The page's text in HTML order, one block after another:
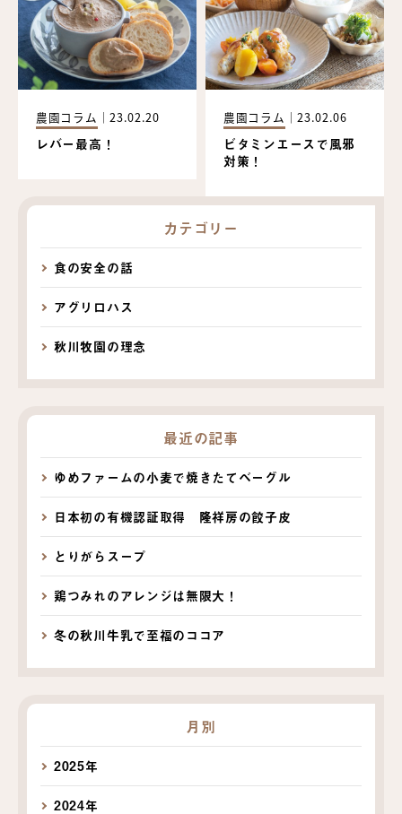
農園コラム ｜23.02.20
レバー最高！
農園コラム ｜23.02.06
ビタミンエースで風邪
対策！
カテゴリー
食の安全の話
アグリロハス
秋川牧園の理念
最近の記事
ゆめファームの小麦で焼きたてベーグル
日本初の有機認証取得 隆祥房の餃子皮
とりがらスープ
鶏つみれのアレンジは無限大！
冬の秋川牛乳で至福のココア
月別
2025年
2024年